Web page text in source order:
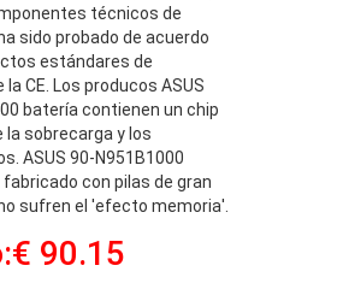
técnicos de
sido probado de acuerdo
estándares de
CE. Los producos ASUS
batería contienen un chip
la sobrecarga y los
ASUS 90-N951B1000
con pilas de gran
sufren el 'efecto memoria'.
90.15